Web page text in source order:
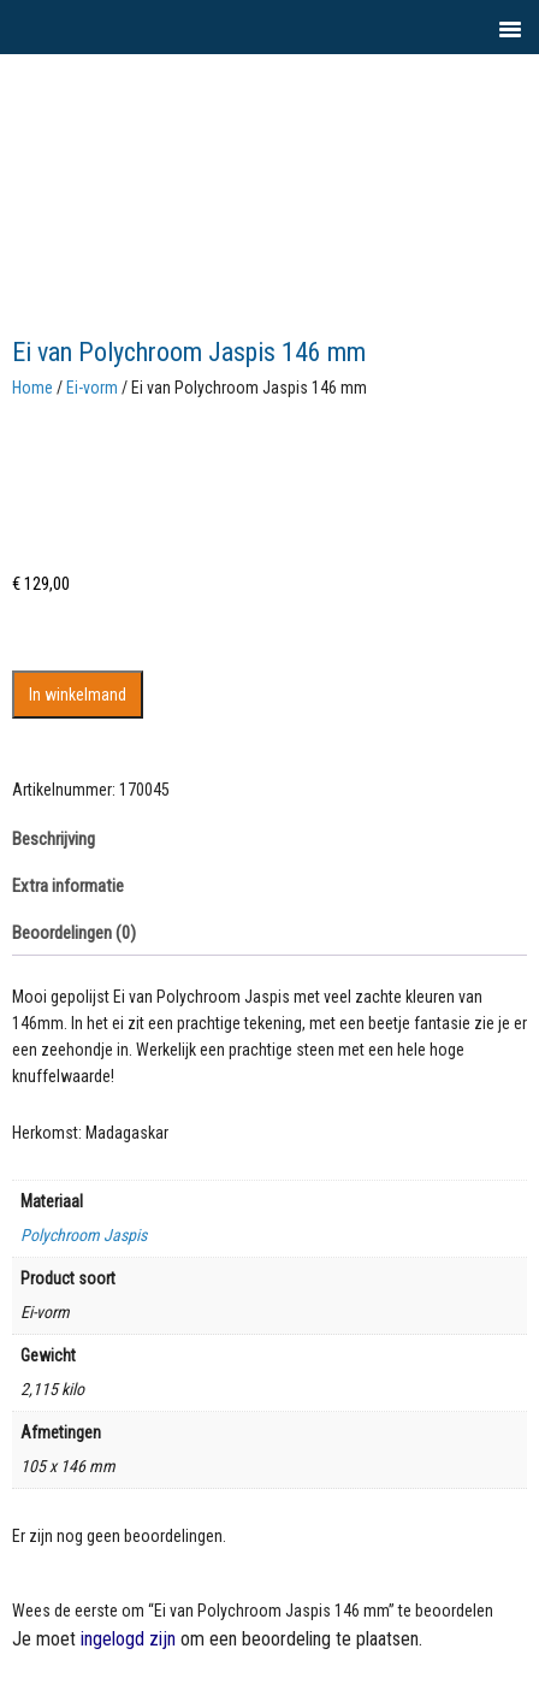
Ei van Polychroom Jaspis 146 mm
Home / Ei-vorm / Ei van Polychroom Jaspis 146 mm
€129,00
146
aantal
In winkelmand
Artikelnummer: 170045
Beschrijving
Extra informatie
Beoordelingen (0)
Mooi gepolijst Ei van Polychroom Jaspis met veel zachte kleuren van
146mm. In het ei zit een prachtige tekening, met een beetje fantasie zie je er
een zeehondje in. Werkelijk een prachtige steen met een hele hoge
knuffelwaarde!
Herkomst: Madagaskar
Materiaal
Polychroom Jaspis
Product soort
Ei-vorm
Gewicht
2,115 kilo
Afmetingen
105 x 146 mm
Er zijn nog geen beoordelingen.
Wees de eerste om “Ei van Polychroom Jaspis 146 mm” te beoordelen
Je moet ingelogd zijn om een beoordeling te plaatsen.